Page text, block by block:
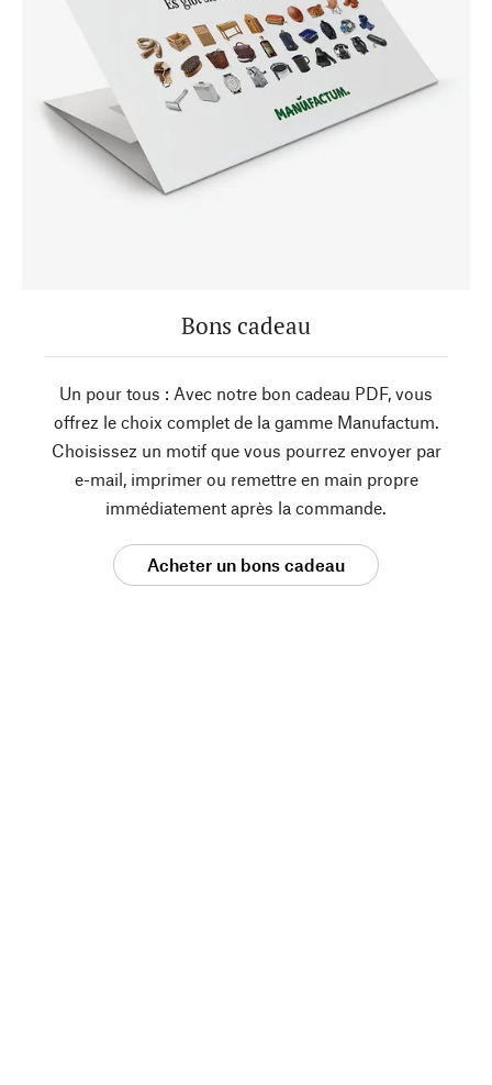
Bons cadeau
Un pour tous : Avec notre bon cadeau PDF, vous
offrez le choix complet de la gamme Manufactum.
Choisissez un motif que vous pourrez envoyer par
e-mail, imprimer ou remettre en main propre
immédiatement après la commande.
Acheter un bons cadeau